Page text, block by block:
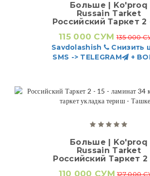
Больше | Ko'proq
Russain Tarket
Российский Таркет 2
115 000 СУМ 135 000
Savdolashish
Снизить
SMS -> TELEGRAM
+
Больше | Ko'proq
Russain Tarket
Российский Таркет 2
110 000 СУМ 127 000